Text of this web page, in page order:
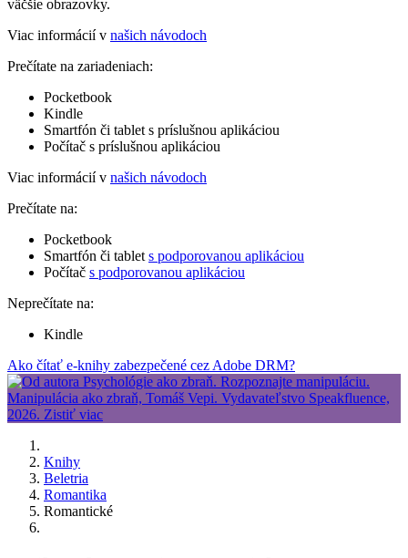
väčšie obrazovky.
Viac informácií v našich návodoch
Prečítate na zariadeniach:
Pocketbook
Kindle
Smartfón či tablet s príslušnou aplikáciou
Počítač s príslušnou aplikáciou
Viac informácií v našich návodoch
Prečítate na:
Pocketbook
Smartfón či tablet s podporovanou aplikáciou
Počítač s podporovanou aplikáciou
Neprečítate na:
Kindle
Ako čítať e-knihy zabezpečené cez Adobe DRM?
Knihy
Beletria
Romantika
Romantické